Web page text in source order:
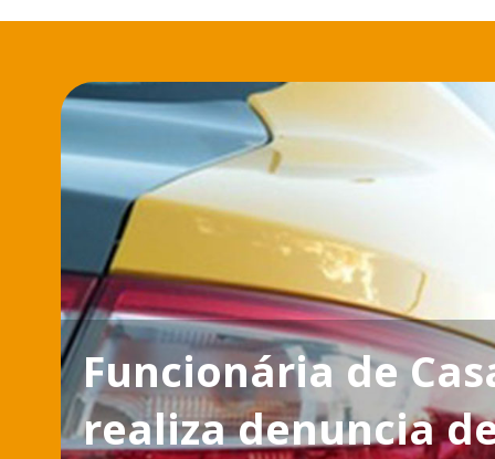
Funcionária de
realiza denuncia